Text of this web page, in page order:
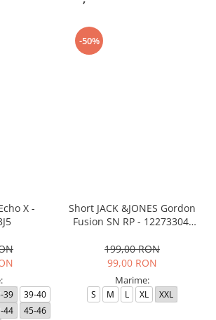
X -
39
39-40
44
45-46
-50%
Short JACK &JONES Gordon
Fusion SN RP - 12273304-
199,00 RON
99,00 RON
Marime:
S M L XL XXL